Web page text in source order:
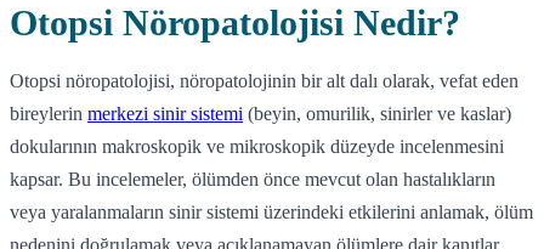
Otopsi Nöropatolojisi Nedir?
Otopsi nöropatolojisi, nöropatolojinin bir alt dalı olarak, vefat eden
bireylerin merkezi sinir sistemi (beyin, omurilik, sinirler ve kaslar)
dokularının makroskopik ve mikroskopik düzeyde incelenmesini
kapsar. Bu incelemeler, ölümden önce mevcut olan hastalıkların
veya yaralanmaların sinir sistemi üzerindeki etkilerini anlamak, ölüm
nedenini doğrulamak veya açıklanamayan ölümlere dair kanıtlar